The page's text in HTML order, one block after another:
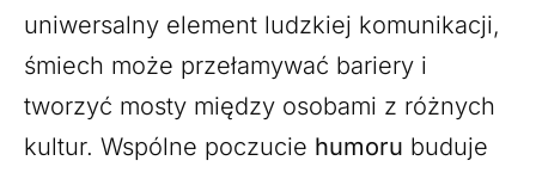
uniwersalny element ludzkiej komunikacji,
śmiech może przełamywać bariery i
tworzyć mosty między osobami z różnych
kultur. Wspólne poczucie humoru buduje